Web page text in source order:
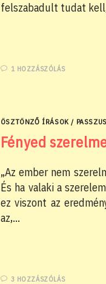
felszabadult tudat
1 HOZZÁSZÓLÁS
ÖSZTÖNZŐ ÍRÁSOK /
Fényed
„Az ember nem
És ha valaki a
ez viszont az
az,…
3 HOZZÁSZÓLÁS